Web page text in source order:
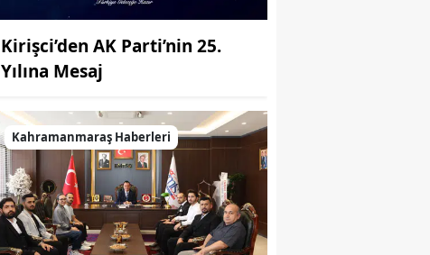
Kirişci’den AK Parti’nin 25.
Yılına Mesaj
Kahramanmaraş Haberleri